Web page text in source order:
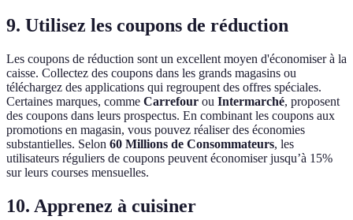
9. Utilisez les coupons de réduction
Les coupons de réduction sont un excellent moyen d'économiser à la
caisse. Collectez des coupons dans les grands magasins ou
téléchargez des applications qui regroupent des offres spéciales.
Certaines marques, comme Carrefour ou Intermarché, proposent
des coupons dans leurs prospectus. En combinant les coupons aux
promotions en magasin, vous pouvez réaliser des économies
substantielles. Selon 60 Millions de Consommateurs, les
utilisateurs réguliers de coupons peuvent économiser jusqu’à 15%
sur leurs courses mensuelles.
10. Apprenez à cuisiner